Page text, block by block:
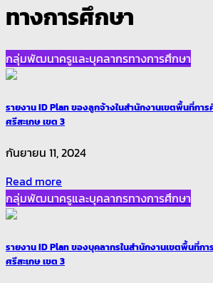
ทางการศึกษา
กลุ่มพัฒนาครูและบุคลากรทางการศึกษา
รายงาน ID Plan ของลูกจ้างในสำนักงานเขตพื้นที่กา
ศรีสะเกษ เขต 3
กันยายน 11, 2024
Read more
กลุ่มพัฒนาครูและบุคลากรทางการศึกษา
รายงาน ID Plan ของบุคลากรในสำนักงานเขตพื้นที่ก
ศรีสะเกษ เขต 3